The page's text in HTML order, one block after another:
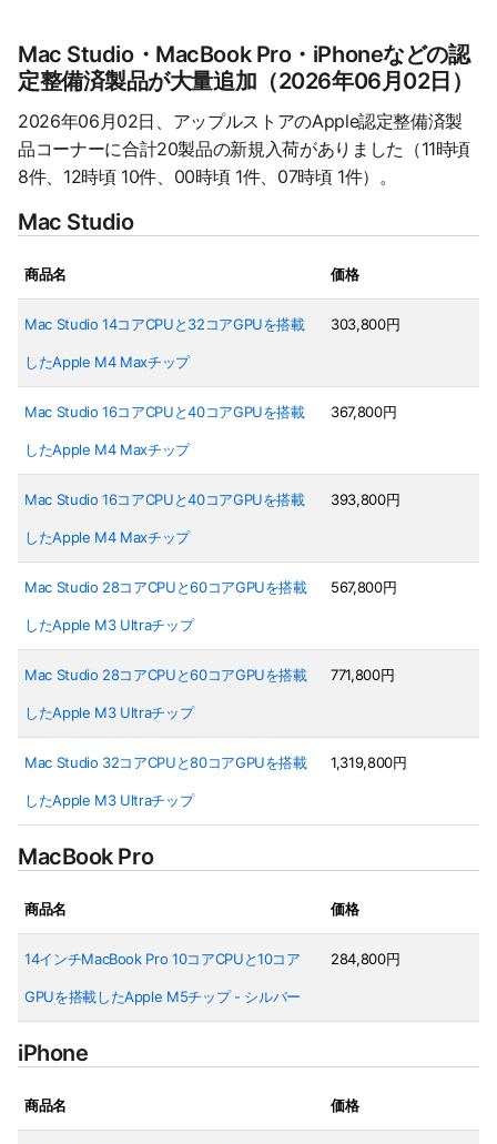
Mac Studio・MacBook Pro・iPhoneなどの認
定整備済製品が大量追加（2026年06月02日）
2026年06月02日、アップルストアのApple認定整備済製
品コーナーに合計20製品の新規入荷がありました（11時頃
8件、12時頃 10件、00時頃 1件、07時頃 1件）。
Mac Studio
商品名 価格
Mac Studio 14コアCPUと32コアGPUを搭載
したApple M4 Maxチップ
303,800円
Mac Studio 16コアCPUと40コアGPUを搭載
したApple M4 Maxチップ
367,800円
Mac Studio 16コアCPUと40コアGPUを搭載
したApple M4 Maxチップ
393,800円
Mac Studio 28コアCPUと60コアGPUを搭載
したApple M3 Ultraチップ
567,800円
Mac Studio 28コアCPUと60コアGPUを搭載
したApple M3 Ultraチップ
771,800円
Mac Studio 32コアCPUと80コアGPUを搭載
したApple M3 Ultraチップ
1,319,800円
MacBook Pro
商品名 価格
14インチMacBook Pro 10コアCPUと10コア
GPUを搭載したApple M5チップ - シルバー
284,800円
iPhone
商品名 価格